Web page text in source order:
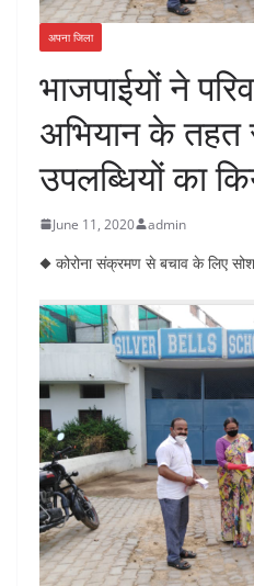
अपना जिला
भाजपाईयों ने
अभियान के तहत
उपलब्धियों का
June 11, 2020 admin
◆ कोरोना संक्रमण से बचाव के लिए